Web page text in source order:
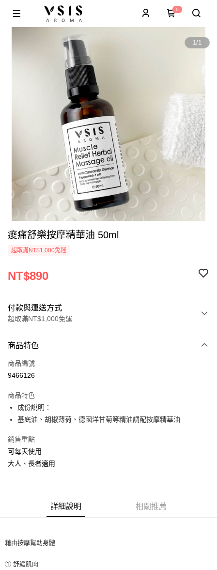
0
1/1
痠痛舒樂按摩精華油 50ml
超取滿NT$1,000免運
NT$890
付款與運送方式
超取滿NT$1,000免運
信用卡一次付款
超商取貨付款
Apple Pay
街口支付
悠遊付
ATM付款
每筆NT$60，滿NT$1,000(含以上)免運費
每筆NT$60，滿NT$1,000(含以上)免運費
宅配
商品特色
商品編號
9466126
商品特色
成份說明：
基底油、胡椒薄荷、德國洋甘菊等精油調配按摩精華油
銷售重點
可每天使用
大人、長者適用
詳細說明 相關推薦
藉由按摩幫助身體
① 舒緩肌肉